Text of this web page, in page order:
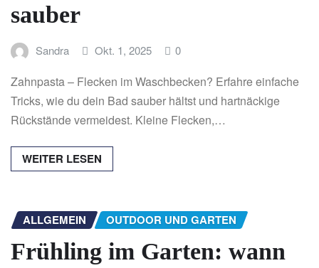
sauber
Sandra Okt. 1, 2025 0
Zahnpasta – Flecken im Waschbecken? Erfahre einfache
Tricks, wie du dein Bad sauber hältst und hartnäckige
Rückstände vermeidest. Kleine Flecken,…
WEITER LESEN
ALLGEMEIN OUTDOOR UND GARTEN
Frühling im Garten: wann